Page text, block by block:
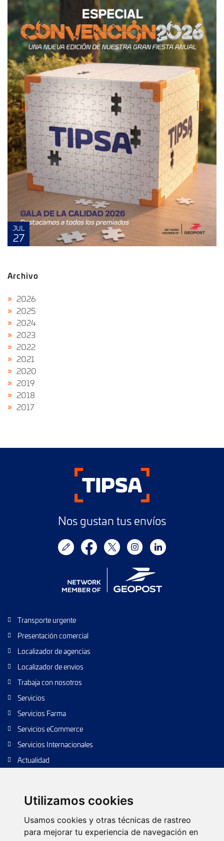
Utilizamos cookies
Usamos cookies y otras técnicas de rastreo
para mejorar tu experiencia de navegación en
JUL
27
Archivo
2026
2025
2024
2023
2022
2021
2020
2019
2018
2017
Nos gustan tus envíos
Transporte urgente
Presentación comercial
Localizador de agencias
Localizador de envios
Trabaja con nosotros
Servicios
Servicios Farma
Servicios eCommerce
Servicios Internacionales
Actualidad
Envíos de calidad
Envíos Baratos